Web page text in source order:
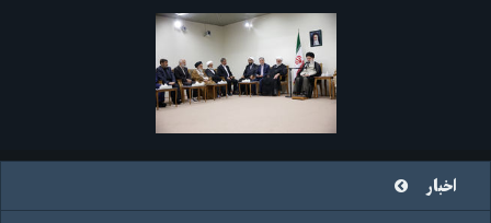
اخبار